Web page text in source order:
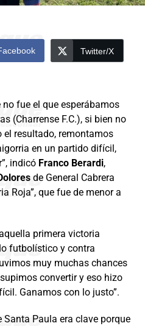
Twitter/X
fue el que esperábamos
(Charrense F.C.), si bien no
resultado, remontamos
en un partido difícil,
indicó Franco Berardi,
de General Cabrera
Roja”, que fue de menor a
primera victoria
futbolístico y contra
muy muchas chances
convertir y eso hizo
Ganamos con lo justo”.
Paula era clave porque